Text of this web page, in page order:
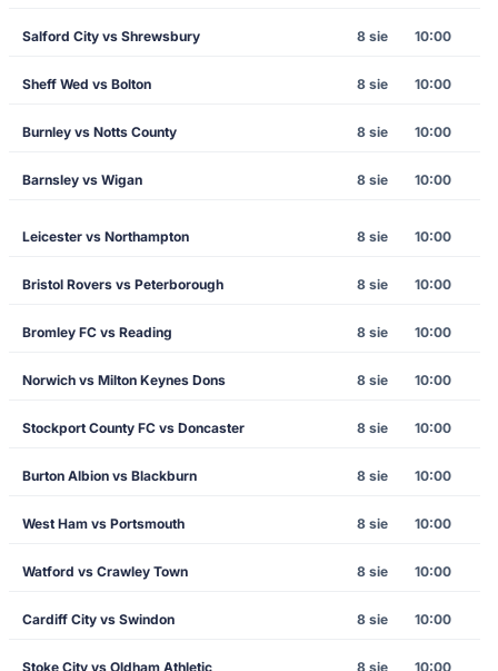
Salford City vs Shrewsbury 8 sie 10:00
Sheff Wed vs Bolton 8 sie 10:00
Burnley vs Notts County 8 sie 10:00
Barnsley vs Wigan 8 sie 10:00
Leicester vs Northampton 8 sie 10:00
Bristol Rovers vs Peterborough 8 sie 10:00
Bromley FC vs Reading 8 sie 10:00
Norwich vs Milton Keynes Dons 8 sie 10:00
Stockport County FC vs Doncaster 8 sie 10:00
Burton Albion vs Blackburn 8 sie 10:00
West Ham vs Portsmouth 8 sie 10:00
Watford vs Crawley Town 8 sie 10:00
Cardiff City vs Swindon 8 sie 10:00
Stoke City vs Oldham Athletic 8 sie 10:00